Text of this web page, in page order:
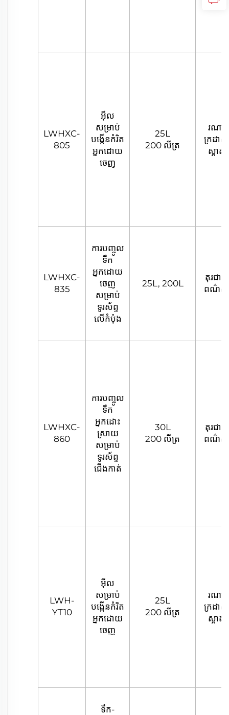
LWHXC-
805
អ៊ីល
សម្រាប់
បង្កើនកំរិត
អ្នកដោយ
ចេញ
25L
200 លីត្រ
រណា
ក្រដាស
ស្អាត
LWHXC-
835
ការបញ្ចូល
ទឹក
អ្នកដោយ
ចេញ
សម្រាប់
ទូរស័ព្ទ
លើកំប៉ុង
25L, 200L
តុរជាតិ
ពណ៌ស
LWHXC-
860
ការបញ្ចូល
ទឹក
អ្នកដោះ
ស្រាយ
សម្រាប់
ទូរស័ព្ទ
ជើងកាត់
30L
200 លីត្រ
តុរជាតិ
ពណ៌ស
LWH-
YT10
អ៊ីល
សម្រាប់
បង្កើនកំរិត
អ្នកដោយ
ចេញ
25L
200 លីត្រ
រណា
ក្រដាស
ស្អាត
ទឹក-